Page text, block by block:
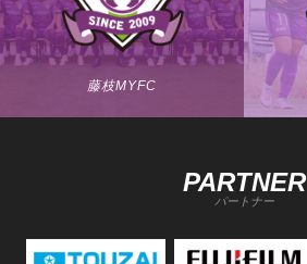
藤枝MYFC
PARTNER
パートナー